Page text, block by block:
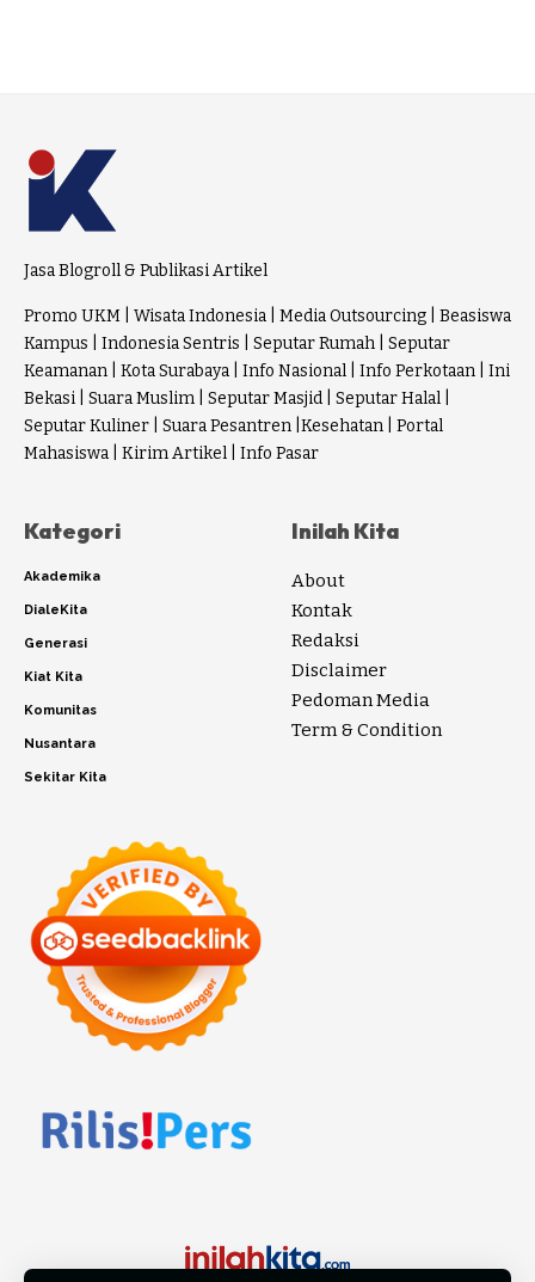
Jasa Blogroll & Publikasi Artikel
Promo UKM Wisata Indonesia Media Outsourcing
Beasiswa
Kampus
Indonesia Sentris Seputar Rumah
Seputar
Keamanan
Kota Surabaya Info Nasional Info Perkotaan
Ini
Bekasi
Suara Muslim Seputar Masjid Seputar Halal
Seputar Kuliner
Suara Pesantren Kesehatan
Portal
Mahasiswa
Kirim Artikel Info Pasar
Kategori
Akademika
DialeKita
Generasi
Kiat Kita
Komunitas
Nusantara
Sekitar Kita
Inilah Kita
About
Kontak
Redaksi
Disclaimer
Pedoman Media
Term & Condition